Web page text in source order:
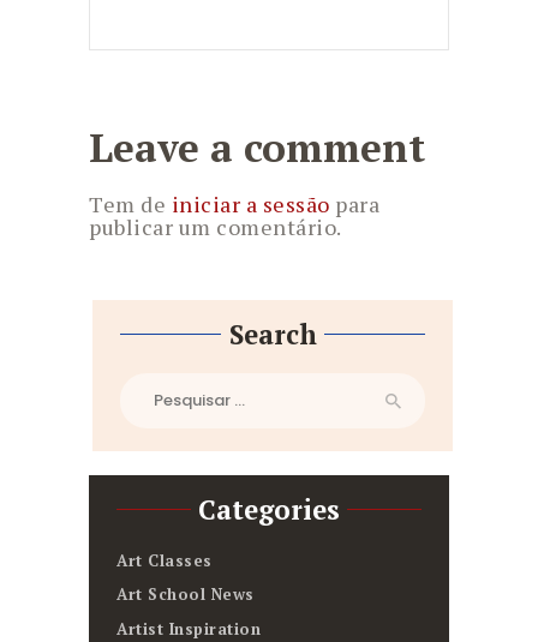
Leave a comment
Tem de iniciar a sessão para
publicar um comentário.
Search
Categories
Art Classes
Art School News
Artist Inspiration